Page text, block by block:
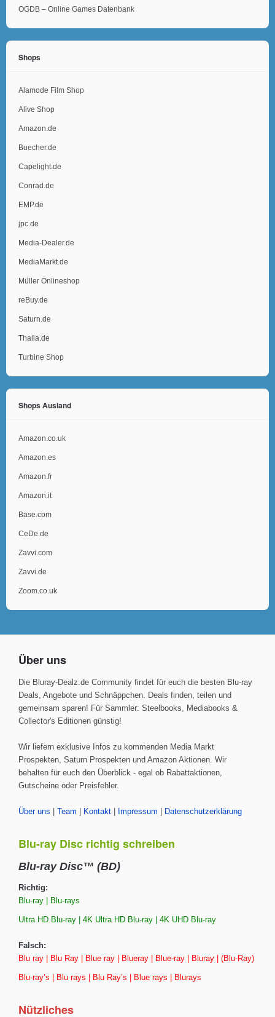
OGDB – Online Games Datenbank
Shops
Alamode Film Shop
Alive Shop
Amazon.de
Buecher.de
Capelight.de
Conrad.de
EMP.de
jpc.de
Media-Dealer.de
MediaMarkt.de
Müller Onlineshop
reBuy.de
Saturn.de
Thalia.de
Turbine Shop
Shops Ausland
Amazon.co.uk
Amazon.es
Amazon.fr
Amazon.it
Base.com
CeDe.de
Zavvi.com
Zavvi.de
Zoom.co.uk
Über uns
Die Bluray-Dealz.de Community findet für euch die besten Blu-ray
Deals, Angebote und Schnäppchen. Deals finden, teilen und
gemeinsam sparen! Für Sammler: Steelbooks, Mediabooks &
Collector's Editionen günstig!
Wir liefern exklusive Infos zu kommenden Media Markt
Prospekten, Saturn Prospekten und Amazon Aktionen. Wir
behalten für euch den Überblick - egal ob Rabattaktionen,
Gutscheine oder Preisfehler.
Über uns Team Kontakt Impressum Datenschutzerklärung
Blu-ray Disc richtig schreiben
Blu-ray Disc™ (BD)
Richtig:
Blu-ray | Blu-rays
Ultra HD Blu-ray | 4K Ultra HD Blu-ray | 4K UHD Blu-ray
Falsch:
Blu ray | Blu Ray | Blue ray | Blueray | Blue-ray | Bluray | (Blu-Ray)
Blu-ray’s | Blu rays | Blu Ray’s | Blue rays | Blurays
Nützliches